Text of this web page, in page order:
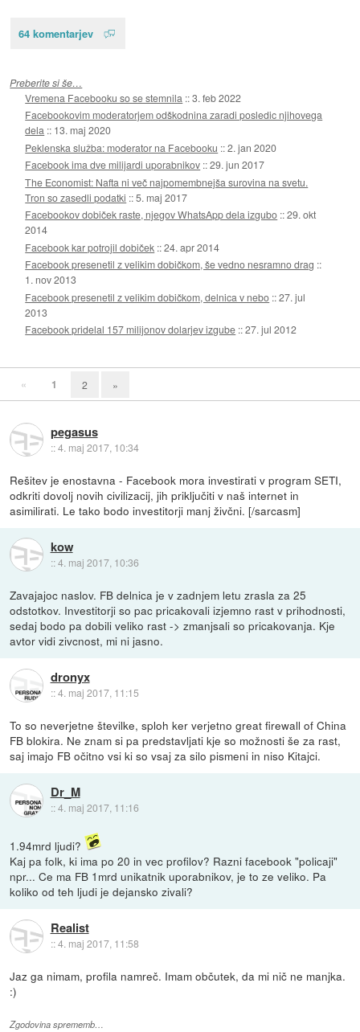
64 komentarjev
Preberite si še…
Vremena Facebooku so se stemnila ::3. feb 2022
Facebookovim moderatorjem odškodnina zaradi posledic njihovega
dela :: 13. maj 2020
Peklenska služba: moderator na Facebooku ::2. jan 2020
Facebook ima dve milijardi uporabnikov ::29. jun 2017
The Economist: Nafta ni več najpomembnejša surovina na svetu.
Tron so zasedli podatki ::5. maj 2017
Facebookov dobiček raste, njegov WhatsApp dela izgubo ::29. okt
2014
Facebook kar potrojil dobiček ::24. apr 2014
Facebook presenetil z velikim dobičkom, še vedno nesramno drag ::
1. nov 2013
Facebook presenetil z velikim dobičkom, delnica v nebo ::27. jul
2013
Facebook pridelal 157 milijonov dolarjev izgube ::27. jul 2012
« 1 2 »
pegasus
::4. maj 2017, 10:34
Rešitev je enostavna - Facebook mora investirati v program SETI,
odkriti dovolj novih civilizacij, jih priključiti v naš internet in
asimilirati. Le tako bodo investitorji manj živčni. [/sarcasm]
kow
::4. maj 2017, 10:36
Zavajajoc naslov. FB delnica je v zadnjem letu zrasla za 25
odstotkov. Investitorji so pac pricakovali izjemno rast v prihodnosti,
sedaj bodo pa dobili veliko rast -> zmanjsali so pricakovanja. Kje
avtor vidi zivcnost, mi ni jasno.
dronyx
::4. maj 2017, 11:15
To so neverjetne številke, sploh ker verjetno great firewall of China
FB blokira. Ne znam si pa predstavljati kje so možnosti še za rast,
saj imajo FB očitno vsi ki so vsaj za silo pismeni in niso Kitajci.
Dr_M
::4. maj 2017, 11:16
1.94mrd ljudi?
Kaj pa folk, ki ima po 20 in vec profilov? Razni facebook "policaji"
npr... Ce ma FB 1mrd unikatnik uporabnikov, je to ze veliko. Pa
koliko od teh ljudi je dejansko zivali?
Realist
::4. maj 2017, 11:58
Jaz ga nimam, profila namreč. Imam občutek, da mi nič ne manjka.
:)
Zgodovina sprememb…